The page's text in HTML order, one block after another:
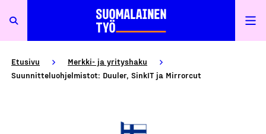
Etusivu
Merkki- ja yrityshaku
Suunnitteluohjelmistot: Duuler, SinkIT ja Mirrorcut